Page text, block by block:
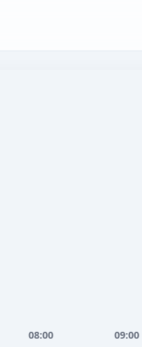
08:00 09:00